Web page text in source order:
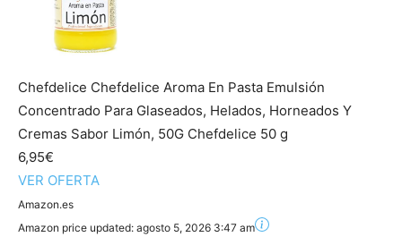
Chefdelice Chefdelice Aroma En Pasta Emulsión
Concentrado Para Glaseados, Helados, Horneados Y
Cremas Sabor Limón, 50G Chefdelice 50 g
6,95€
VER OFERTA
Amazon.es
Amazon price updated: agosto 5, 2026 3:47 am